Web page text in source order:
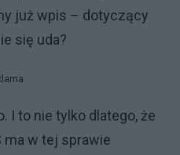
już wpis – dotyczący
się uda?
I to nie tylko dlatego, że
ma w tej sprawie